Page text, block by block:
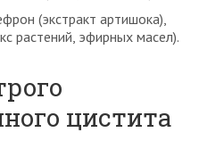
(экстракт артишока),
растений, эфирных масел).
цистита